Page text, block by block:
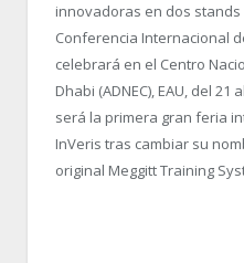
innovadoras en dos stands
Conferencia Internacional
celebrará en el Centro
Dhabi (ADNEC), EAU, del
será la primera gran feria
InVeris tras cambiar su
original Meggitt Training